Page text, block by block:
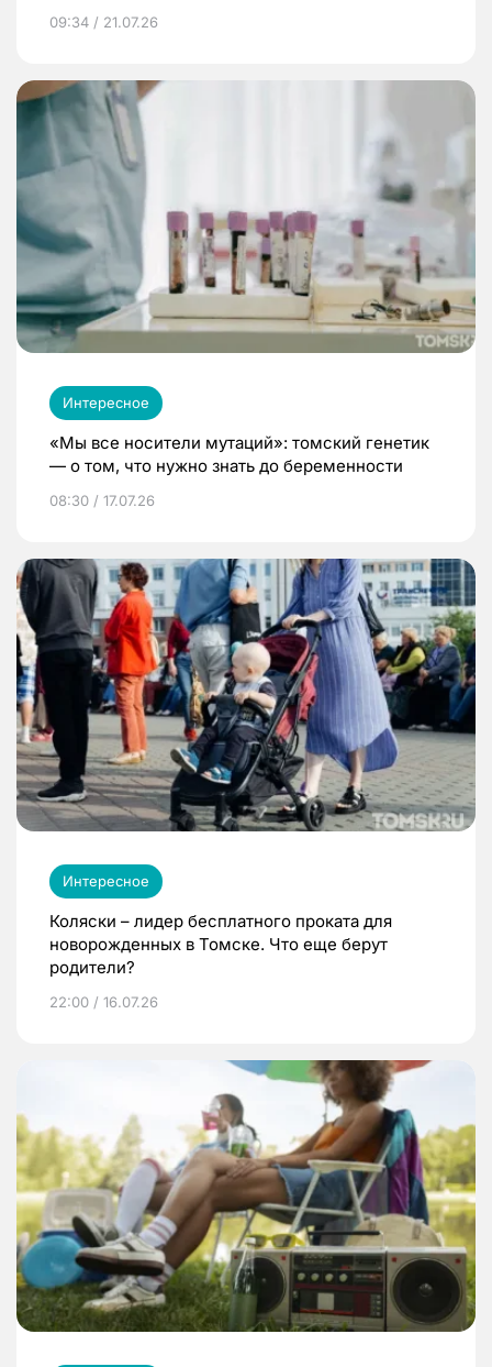
09:34 / 21.07.26
Интересное
«Мы все носители мутаций»: томский генетик
— о том, что нужно знать до беременности
08:30 / 17.07.26
Интересное
Коляски – лидер бесплатного проката для
новорожденных в Томске. Что еще берут
родители?
22:00 / 16.07.26